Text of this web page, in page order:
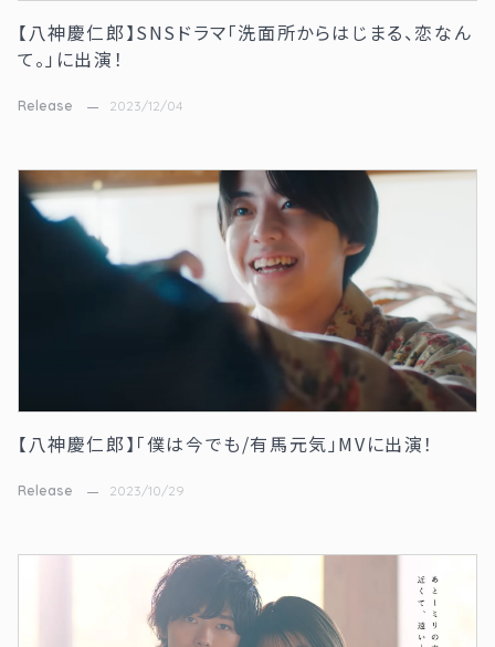
【八神慶仁郎】SNSドラマ「洗面所からはじまる、恋なん
て。」に出演！
Release 2023/12/04
【八神慶仁郎】「僕は今でも/有馬元気」MVに出演！
Release 2023/10/29